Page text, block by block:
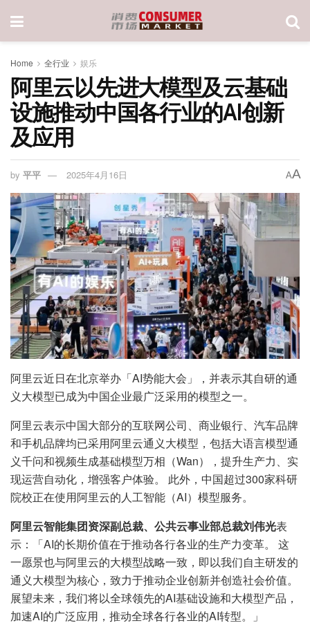
Home 全行业 娱乐
阿里云以先进大模型及云基础
设施推动中国各行业的AI创新
及应用
by 平平 2025年4月16日 AA
阿里云近日在北京举办「AI势能大会」，并表示其自研的通
义大模型已成为中国企业最广泛采用的模型之一。
阿里云表示中国大部分的互联网公司、商业银行、汽车品牌
和手机品牌均已采用阿里云通义大模型，包括大语言模型通
义千问和视频生成基础模型万相（Wan），提升生产力、实
现运营自动化，增强客户体验。 此外，中国超过300家科研
院校正在使用阿里云的人工智能（AI）模型服务。
阿里云智能集团资深副总裁、公共云事业部总裁刘伟光表
示：「AI的长期价值在于推动各行各业的生产力变革。 这
一愿景也与阿里云的大模型战略一致，即以我们自主研发的
通义大模型为核心，致力于推动企业创新并创造社会价值。
展望未来，我们将以全球领先的AI基础设施和大模型产品，
加速AI的广泛应用，推动全球各行各业的AI转型。」